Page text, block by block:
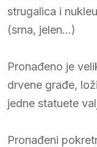
strugalica i
(srna, jelen…)
Pronađeno je
drvene građe,
jedne statuete
Pronađeni